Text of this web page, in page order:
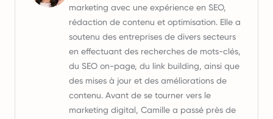
marketing avec une expérience en SEO,
rédaction de contenu et optimisation. Elle a
soutenu des entreprises de divers secteurs
en effectuant des recherches de mots-clés,
du SEO on-page, du link building, ainsi que
des mises à jour et des améliorations de
contenu. Avant de se tourner vers le
marketing digital, Camille a passé près de